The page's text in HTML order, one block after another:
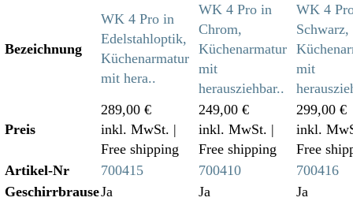
Bezeichnung
WK 4 Pro in
Edelstahloptik,
Küchenarmatur
mit hera..
WK 4 Pro in
Chrom,
Küchenarmatur
mit
herausziehbar..
WK 4
Schwarz,
mit
Preis
289,00 €
inkl. MwSt. |
Free shipping
249,00 €
inkl. MwSt. |
Free shipping
299,00 €
inkl.
Free
Artikel-Nr
700415 700410
700416
GeschirrbrauseJa Ja
Ja